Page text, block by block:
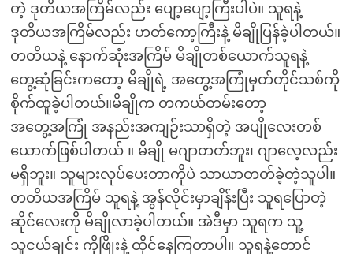
တဲ့ ဒုတိယအကြိမ်လည်း ပျော့ပျော့ကြီးပါပဲ။ သူရနဲ့
ဒုတိယအကြိမ်လည်း ဟတ်ကော့ကြီးနဲ့ မိချိုပြန်ခဲ့ပါတယ်။
တတိယနဲ့ နောက်ဆုံးအကြိမ် မိချိုတစ်ယောက်သူရနဲ့
တွေ့ဆုံခြင်းကတော့ မိချိုရဲ့ အတွေ့အကြုံမှတ်တိုင်သစ်ကို
စိုက်ထူခဲ့ပါတယ်။မိချိုက တကယ်တမ်းတော့
အတွေ့အကြုံ အနည်းအကျဉ်းသာရှိတဲ့ အပျိုလေးတစ်
ယောက်ဖြစ်ပါတယ် ။ မိချို မဂျာတတ်ဘူး၊ ဂျာလေ့လည်း
မရှိဘူး။ သူများလုပ်ပေးတာကိုပဲ သာယာတတ်ခဲ့တဲ့သူပါ။
တတိယအကြိမ် သူရနဲ့ အွန်လိုင်းမှာချိန်းပြီး သူရပြောတဲ့
ဆိုင်လေးကို မိချိုလာခဲ့ပါတယ်။ အဲဒီမှာ သူရက သူ့
သူငယ်ချင်း ကိုဖြိုးနဲ့ ထိုင်နေကြတာပါ။ သူရနဲ့တောင်